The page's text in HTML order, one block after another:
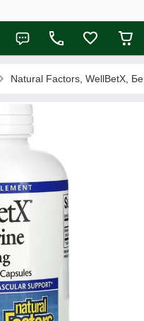
Natural Factors, WellBetX,